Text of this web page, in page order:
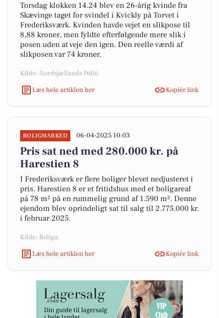
Torsdag klokken 14.24 blev en 26-årig kvinde fra
Skævinge taget for svindel i Kvickly på Torvet i
Frederiksværk. Kvinden havde vejet en slikpose til
8,88 kroner, men fyldte efterfølgende mere slik i
posen uden at veje den igen. Den reelle værdi af
slikposen var 74 kroner.
Kilde: Nordsjællands Politi
Læs hele artiklen her
Kopiér link
BOLIGMARKED 06-04-2025 10:03
Pris sat ned med 280.000 kr. på
Harestien 8
I Frederiksværk er flere boliger blevet nedjusteret i
pris. Harestien 8 er et fritidshus med et boligareal
på 78 m² på en rummelig grund af 1.590 m². Denne
ejendom blev oprindeligt sat til salg til 2.775.000 kr.
i februar 2025.
Kilde: Boliga
Læs hele artiklen her
Kopiér link